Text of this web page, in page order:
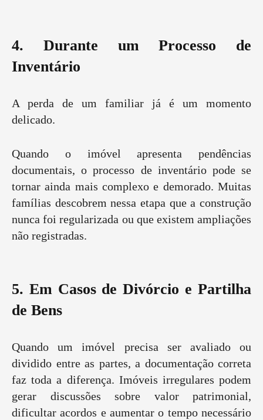
4. Durante um Processo de
Inventário
A perda de um familiar já é um momento
delicado.
Quando o imóvel apresenta pendências
documentais, o processo de inventário pode se
tornar ainda mais complexo e demorado. Muitas
famílias descobrem nessa etapa que a construção
nunca foi regularizada ou que existem ampliações
não registradas.
5. Em Casos de Divórcio e Partilha
de Bens
Quando um imóvel precisa ser avaliado ou
dividido entre as partes, a documentação correta
faz toda a diferença. Imóveis irregulares podem
gerar discussões sobre valor patrimonial,
dificultar acordos e aumentar o tempo necessário